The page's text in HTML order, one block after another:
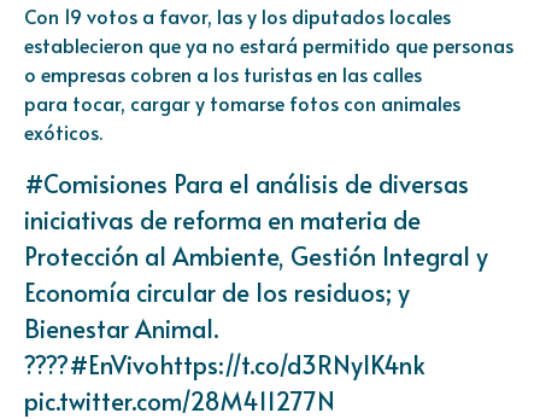
Con 19 votos a favor, las y los diputados locales
establecieron que ya no estará permitido que personas
o empresas cobren a los turistas en las calles
para tocar, cargar y tomarse fotos con animales
exóticos.
#Comisiones Para el análisis de diversas
iniciativas de reforma en materia de
Protección al Ambiente, Gestión Integral y
Economía circular de los residuos; y
Bienestar Animal.
????#EnVivohttps://t.co/d3RNylK4nk
pic.twitter.com/28M411277N